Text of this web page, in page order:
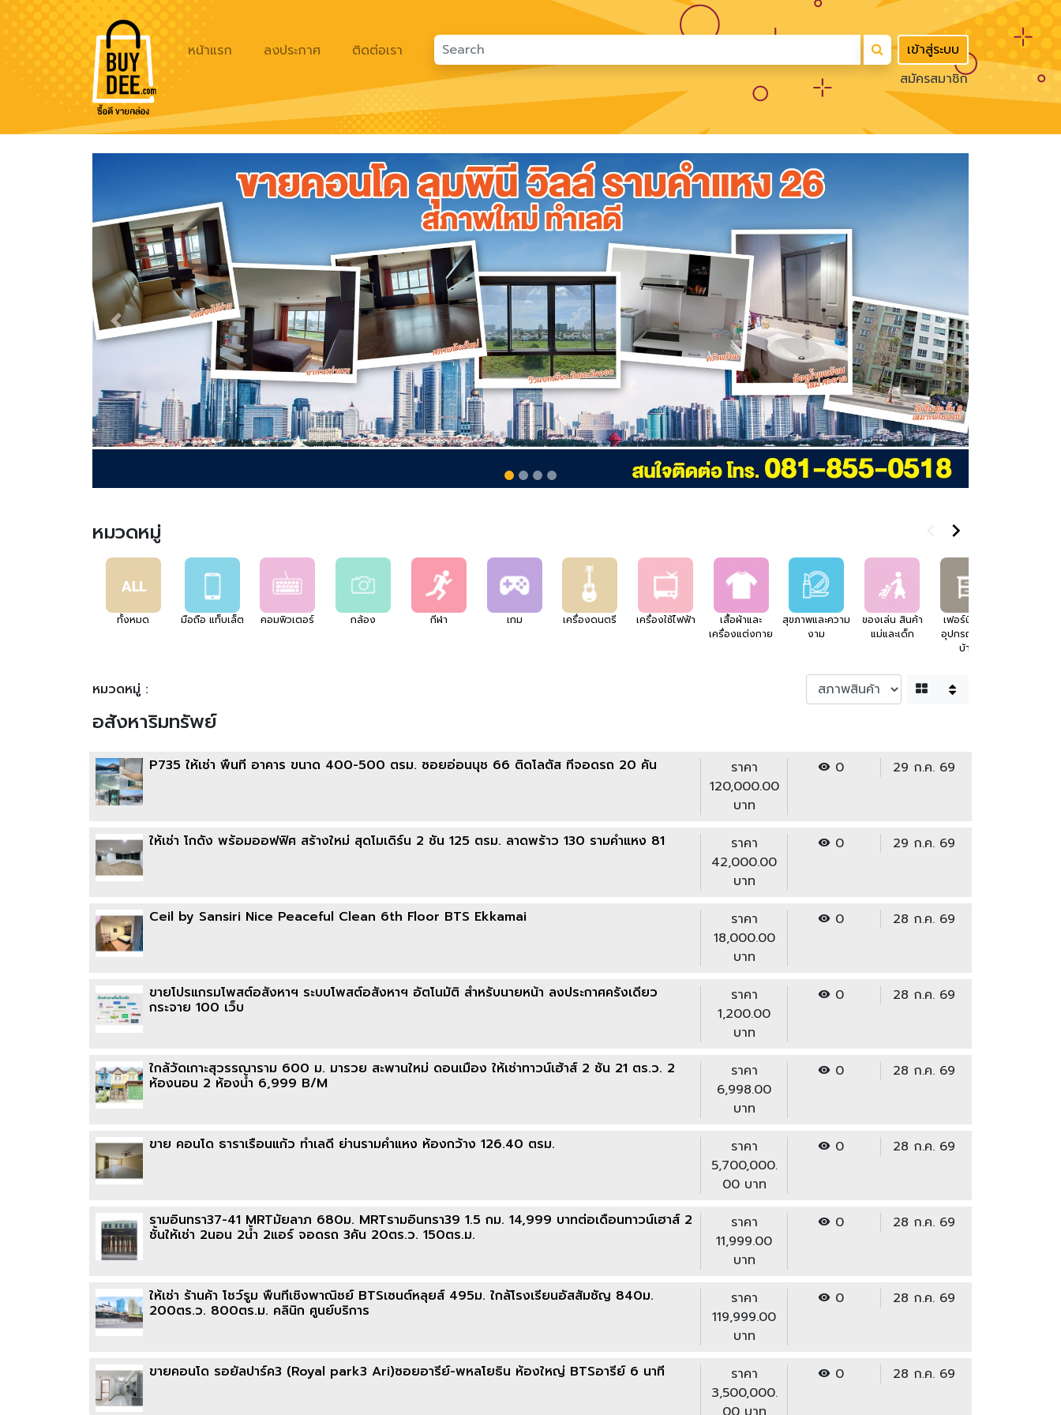
หน้าแรก ลงประกาศ
ติดต่อเรา
สมัครสมาชิก
เข้าสู่ระบบ
Previous Next
หมวดหมู่
ทั้งหมด มือถือ แท็บเล็ต คอมพิวเตอร์ กล้อง กีฬา เกม เครื่องดนตรี เครื่องใช้ไฟฟ้า
เสื้อผ้าและ
เครื่องแต่งกาย
สุขภาพและความ
งาม
ของเล่น สินค้า
แม่และเด็ก
เฟอร์นิเจอร์
อุปกรณ์แต่ง
บ้าน
หมวดหมู่ :
อสังหาริมทรัพย์
P735 ให้เช่า พื้นที่ อาคาร ขนาด 400-500 ตรม. ซอยอ่อนนุช 66 ติดโลตัส ที่จอดรถ 20 คัน
ราคา
120,000.00
บาท
0 29 ก.ค. 69
ให้เช่า โกดัง พร้อมออฟฟิศ สร้างใหม่ สุดโมเดิร์น 2 ชั้น 125 ตรม. ลาดพร้าว 130 รามคำแหง 81
ราคา
42,000.00
บาท
0 29 ก.ค. 69
Ceil by Sansiri Nice Peaceful Clean 6th Floor BTS Ekkamai
ราคา
18,000.00
บาท
0 28 ก.ค. 69
ขายโปรแกรมโพสต์อสังหาฯ ระบบโพสต์อสังหาฯ อัตโนมัติ สำหรับนายหน้า ลงประกาศครั้งเดียว
กระจาย 100 เว็บ
ราคา
1,200.00
บาท
0 28 ก.ค. 69
ใกล้วัดเกาะสุวรรณาราม 600 ม. มารวย สะพานใหม่ ดอนเมือง ให้เช่าทาวน์เฮ้าส์ 2 ชั้น 21 ตร.ว. 2
ห้องนอน 2 ห้องน้ำ 6,999 B/M
ราคา
6,998.00
บาท
0 28 ก.ค. 69
ขาย คอนโด ธาราเรือนแก้ว ทำเลดี ย่านรามคำแหง ห้องกว้าง 126.40 ตรม.
ราคา
5,700,000.
00 บาท
0 28 ก.ค. 69
รามอินทรา37-41 MRTมัยลาภ 680ม. MRTรามอินทรา39 1.5 กม. 14,999 บาทต่อเดือนทาวน์เฮาส์ 2
ชั้นให้เช่า 2นอน 2น้ำ 2แอร์ จอดรถ 3คัน 20ตร.ว. 150ตร.ม.
ราคา
11,999.00
บาท
0 28 ก.ค. 69
ให้เช่า ร้านค้า โชว์รูม พื้นที่เชิงพาณิชย์ BTSเซนต์หลุยส์ 495ม. ใกล้โรงเรียนอัสสัมชัญ 840ม.
200ตร.ว. 800ตร.ม. คลินิก ศูนย์บริการ
ราคา
119,999.00
บาท
0 28 ก.ค. 69
ขายคอนโด รอยัลปาร์ค3 (Royal park3 Ari)ซอยอารีย์-พหลโยธิน ห้องใหญ่ BTSอารีย์ 6 นาที
ราคา
3,500,000.
0 28 ก.ค. 69